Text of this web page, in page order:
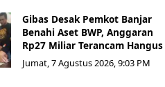
Gibas Desak Pemkot Banjar
Benahi Aset BWP, Anggaran
Rp27 Miliar Terancam Hangus
Jumat, 7 Agustus 2026, 9:03 PM